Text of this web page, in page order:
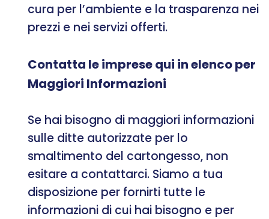
cura per l’ambiente e la trasparenza nei
prezzi e nei servizi offerti.
Contatta le imprese qui in elenco per
Maggiori Informazioni
Se hai bisogno di maggiori informazioni
sulle ditte autorizzate per lo
smaltimento del cartongesso, non
esitare a contattarci. Siamo a tua
disposizione per fornirti tutte le
informazioni di cui hai bisogno e per